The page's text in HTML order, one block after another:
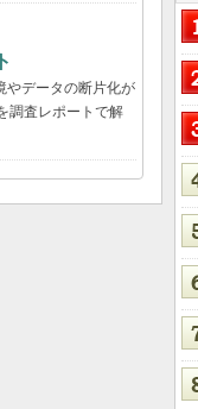
やデータの断片化が
調査レポートで解